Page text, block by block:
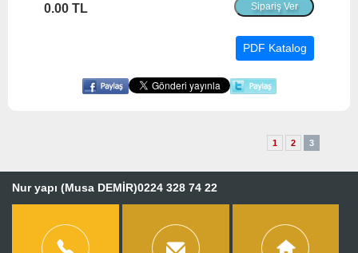
0.00 TL
PDF Katalog
1 2 3
Nur yapı (Musa DEMİR)0224 328 74 22